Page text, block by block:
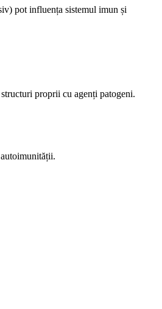
pot influența sistemul imun și
proprii cu agenți patogeni.